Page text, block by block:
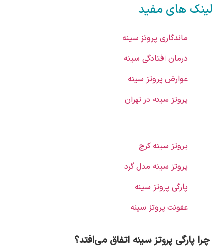
لینک های مفید
ماندگاری پروتز سینه
درمان افتادگی سینه
عوارض پروتز سینه
پروتز سینه در تهران
پروتز سینه کرج
پروتز سینه مدل گرد
پارگی پروتز سینه
عفونت پروتز سینه
چرا پارگی پروتز سینه اتفاق می‌افتد؟